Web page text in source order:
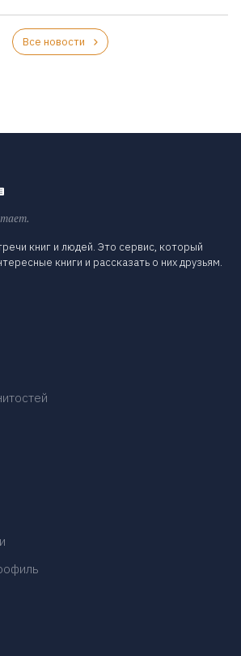
Все новости
книг и людей. Это сервис, который
книги и рассказать о них друзьям.